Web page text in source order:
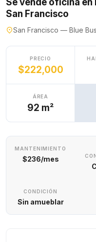
San Francisco
San Francisco — Blue
PRECIO
$222,000
ÁREA
92 m²
MANTENIMIENTO
$236/mes
CONDICIÓN
Sin amueblar